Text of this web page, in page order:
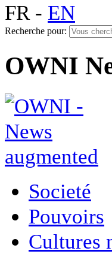
FR- EN
Recherche pour:
OWNI
Societé
Pouvoirs
Cultures